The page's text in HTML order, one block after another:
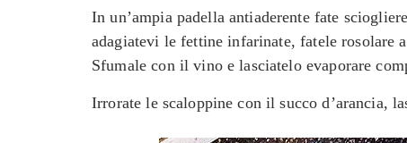
In un’ampia padella antiaderente fate
adagiatevi le fettine infarinate, fatele rosolare
Sfumale con il vino e lasciatelo evaporare
Irrorate le scaloppine con il succo d’arancia,